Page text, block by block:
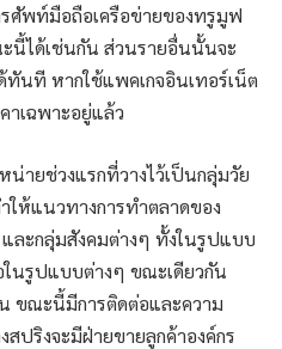
ศัพท์มือถือเครือข่ายของทรูมูฟ
นี้ได้เช่นกัน ส่วนรายอื่นนั้นจะ
นที หากใช้แพคเกจอินเทอร์เน็ต
าเฉพาะอยู่แล้ว
ายช่วงแรกที่วางไว้เป็นกลุ่มวัย
ห้แนวทางการทำตลาดของ
และกลุ่มสังคมต่างๆ ทั้งในรูปแบบ
ในรูปแบบต่างๆ ขณะเดียวกัน
ขณะนี้มีการติดต่อและความ
สปริงจะมีฝ่ายขายลูกค้าองค์กร